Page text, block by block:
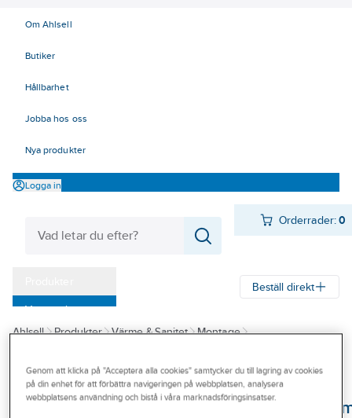
Om Ahlsell
Butiker
Hållbarhet
Jobba hos oss
Nya produkter
Logga in
Orderrader:0
Varumärken
Kampanjer
Outlet
Branscher
Beställ direkt
Ahlsell Produkter Värme & Sanitet
Montage
UNIPAK
Genom att klicka på "Acceptera alla cookies" samtycker du till lagring av cookies
på din enhet för att förbättra navigeringen på webbplatsen, analysera
webbplatsens användning och bistå i våra marknadsföringsinsatser.